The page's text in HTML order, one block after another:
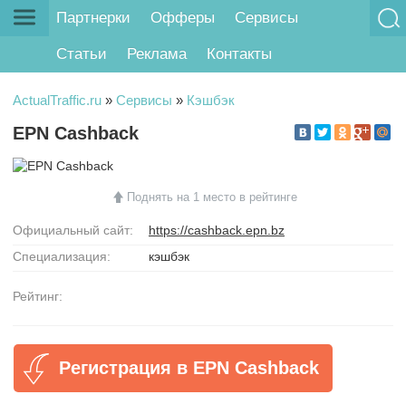
Партнерки Офферы Сервисы
Статьи Реклама Контакты
ActualTraffic.ru » Сервисы » Кэшбэк
EPN Cashback
Поднять на 1 место в рейтинге
Официальный сайт:
https://cashback.epn.bz
Специализация:
кэшбэк
Рейтинг:
Регистрация в EPN Cashback